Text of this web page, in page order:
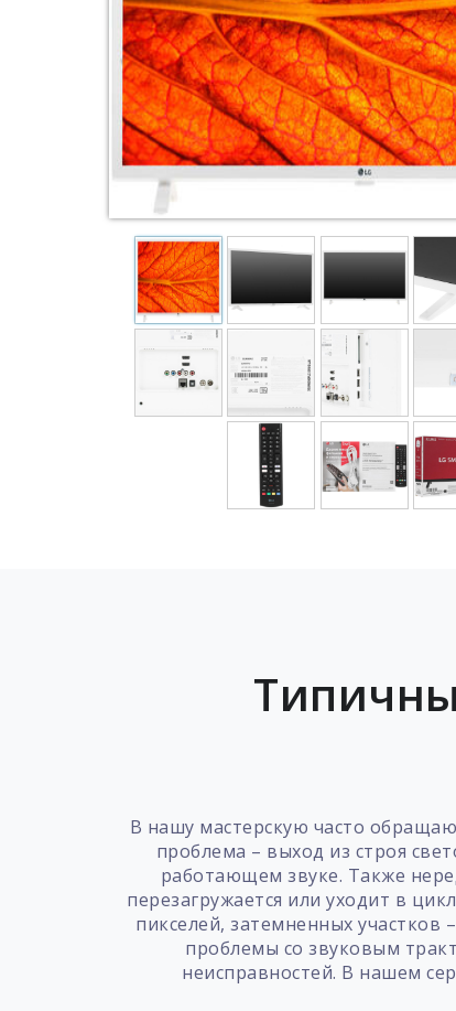
В нашу мастерскую часто
проблема – выход из строя
работающем звуке. Также
перезагружается или уходит в
пикселей, затемненных
проблемы со звуковым
неисправностей. В нашем